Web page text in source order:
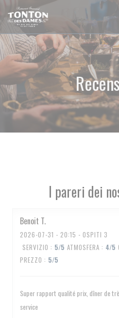
Personalizzazione delle tue scelte sui cookie
I pareri dei
Benoit T
2026-07-31 - 20:15 - OSPITI 3
SERVIZIO : 5/5 ATMOSFERA : 4/5
PREZZO : 5/5
Super rapport qualité prix, dîner de
service